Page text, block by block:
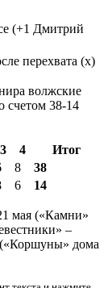
(+1 Дмитрий
перехвата (х)
волжские
счетом 38-14
3 4
Итог
8
38
6 14
мая («Камни»
–
дома